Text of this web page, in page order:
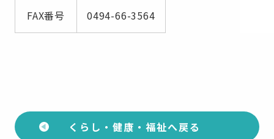
FAX番号 0494-66-3564
くらし・健康・福祉へ戻る